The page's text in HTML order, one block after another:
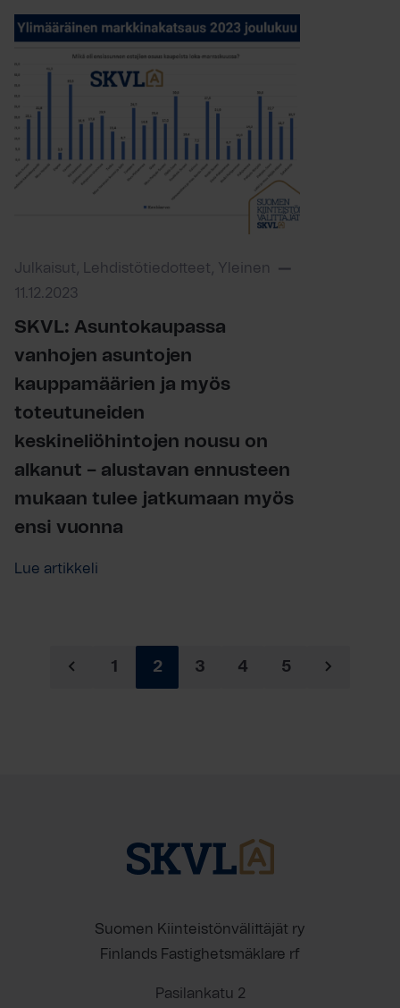
Julkaisut, Lehdistötiedotteet, Yleinen
11.12.2023
SKVL: Asuntokaupassa
vanhojen asuntojen
kauppamäärien ja myös
toteutuneiden
keskineliöhintojen nousu on
alkanut – alustavan ennusteen
mukaan tulee jatkumaan myös
ensi vuonna
Lue artikkeli
1 2 3 4 5
Suomen Kiinteistönvälittäjät ry
Finlands Fastighetsmäklare rf
Pasilankatu 2